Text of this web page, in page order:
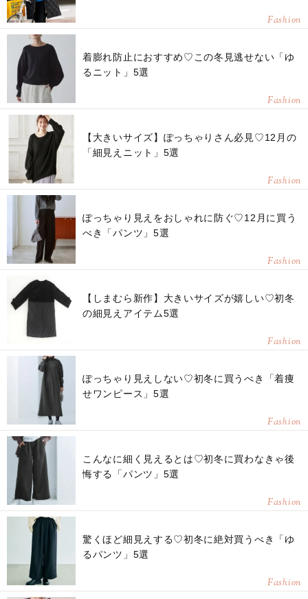
Fashion
着膨れ防止におすすめ♡この冬見逃せない「ゆ
るニット」5選
Fashion
【大きいサイズ】ぽっちゃりさん必見♡12月の
「細見えニット」5選
Fashion
ぽっちゃり見えをおしゃれに防ぐ♡12月に買う
べき「パンツ」5選
Fashion
【しまむら新作】大きいサイズが嬉しい♡初冬
の細見えアイテム5選
Fashion
ぽっちゃり見えしない♡初冬に買うべき「着痩
せワンピース」5選
Fashion
こんなに細く見えるとは♡初冬に買わなきゃ後
悔する「パンツ」5選
Fashion
驚くほど細見えする♡初冬に絶対買うべき「ゆ
るパンツ」5選
Fashion